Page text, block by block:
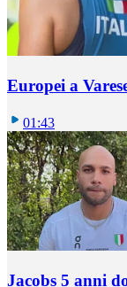
Europei a
01:43
Jacobs 5 anni